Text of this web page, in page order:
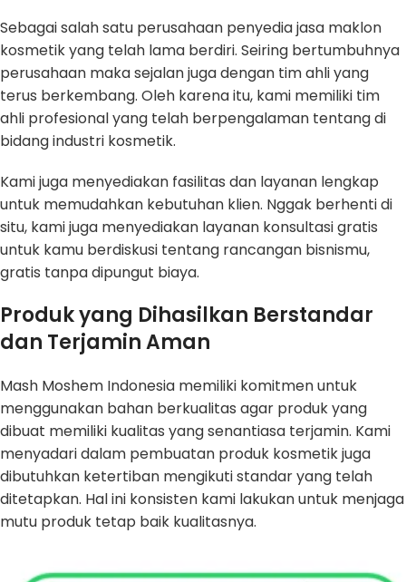
Sebagai salah satu perusahaan penyedia jasa maklon
kosmetik yang telah lama berdiri. Seiring bertumbuhnya
perusahaan maka sejalan juga dengan tim ahli yang
terus berkembang. Oleh karena itu, kami memiliki tim
ahli profesional yang telah berpengalaman tentang di
bidang industri kosmetik.
Kami juga menyediakan fasilitas dan layanan lengkap
untuk memudahkan kebutuhan klien. Nggak berhenti di
situ, kami juga menyediakan layanan konsultasi gratis
untuk kamu berdiskusi tentang rancangan bisnismu,
gratis tanpa dipungut biaya.
Produk yang Dihasilkan Berstandar
dan Terjamin Aman
Mash Moshem Indonesia memiliki komitmen untuk
menggunakan bahan berkualitas agar produk yang
dibuat memiliki kualitas yang senantiasa terjamin. Kami
menyadari dalam pembuatan produk kosmetik juga
dibutuhkan ketertiban mengikuti standar yang telah
ditetapkan. Hal ini konsisten kami lakukan untuk menjaga
mutu produk tetap baik kualitasnya.